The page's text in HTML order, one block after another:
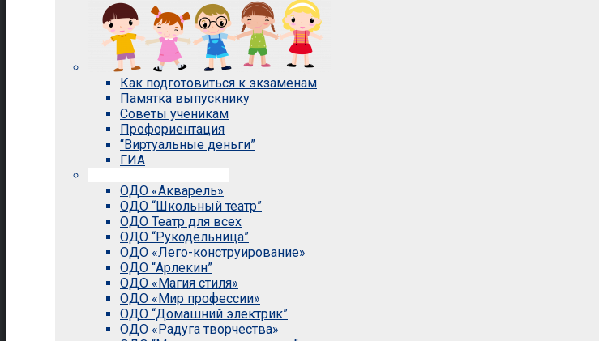
Как подготовиться к экзаменам
Памятка выпускнику
Советы ученикам
Профориентация
“Виртуальные деньги”
ГИА
ОДО «Акварель»
ОДО “Школьный театр”
ОДО Театр для всех
ОДО “Рукодельница”
ОДО «Лего-конструирование»
ОДО “Арлекин”
ОДО «Магия стиля»
ОДО «Мир профессии»
ОДО “Домашний электрик”
ОДО «Радуга творчества»